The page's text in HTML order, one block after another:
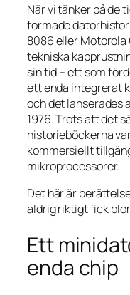
När vi tänker på de
formade
8086 eller
tekniska
sin tid – ett som
ett enda integrerat
och det lanserades
1976. Trots att det
historieböckerna
kommersiellt
mikroprocessorer.
Det här är
aldrig riktigt fick
Ett
enda chip